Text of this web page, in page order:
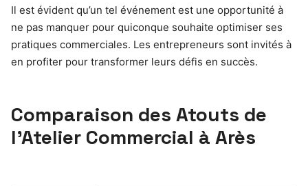
Il est évident qu’un tel événement est une opportunité à
ne pas manquer pour quiconque souhaite optimiser ses
pratiques commerciales. Les entrepreneurs sont invités à
en profiter pour transformer leurs défis en succès.
Comparaison des Atouts de
l’Atelier Commercial à Arès